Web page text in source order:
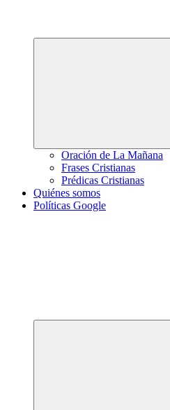
Oración de La Mañana
Frases Cristianas
Prédicas Cristianas
Quiénes somos
Políticas Google